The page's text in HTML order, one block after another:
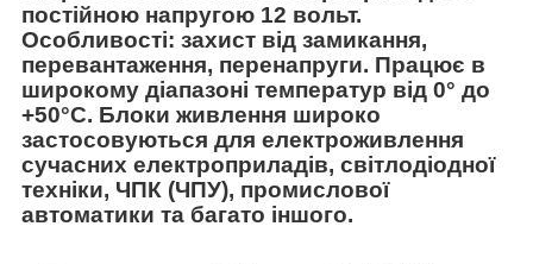
постійною напругою 12 вольт.
Особливості: захист від замикання,
перевантаження, перенапруги. Працює в
широкому діапазоні температур від 0° до
+50°C. Блоки живлення широко
застосовуються для електроживлення
сучасних електроприладів, світлодіодної
техніки, ЧПК (ЧПУ), промислової
автоматики та багато іншого.